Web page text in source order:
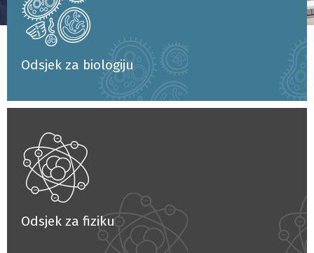
Odsjek za biologiju
Odsjek za fiziku